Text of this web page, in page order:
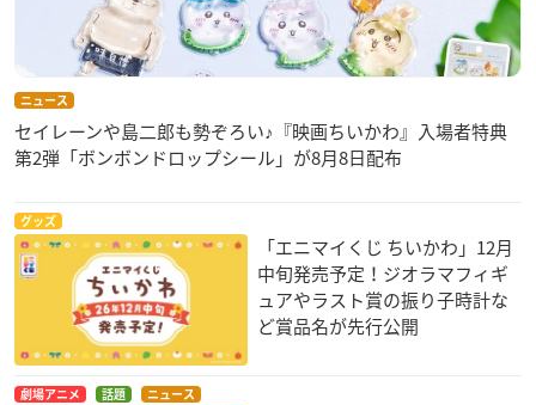
ニュース
セイレーンや島二郎も勢ぞろい♪『映画ちいかわ』入場者特典
第2弾「ボンボンドロップシール」が8月8日配布
グッズ
「エニマイくじ ちいかわ」12月
中旬発売予定！ジオラマフィギ
ュアやラスト賞の振り子時計な
ど賞品名が先行公開
劇場アニメ 話題 ニュース